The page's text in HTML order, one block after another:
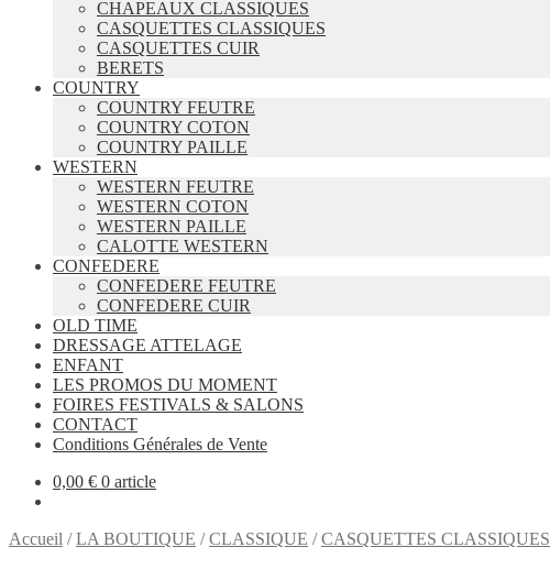
CHAPEAUX CLASSIQUES
CASQUETTES CLASSIQUES
CASQUETTES CUIR
BERETS
COUNTRY
COUNTRY FEUTRE
COUNTRY COTON
COUNTRY PAILLE
WESTERN
WESTERN FEUTRE
WESTERN COTON
WESTERN PAILLE
CALOTTE WESTERN
CONFEDERE
CONFEDERE FEUTRE
CONFEDERE CUIR
OLD TIME
DRESSAGE ATTELAGE
ENFANT
LES PROMOS DU MOMENT
FOIRES FESTIVALS & SALONS
CONTACT
Conditions Générales de Vente
0,00 € 0 article
Accueil /LA BOUTIQUE /CLASSIQUE /CASQUETTES CLASSIQUES